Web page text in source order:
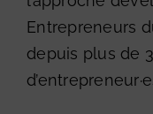
Entrepreneurs
depuis plus de